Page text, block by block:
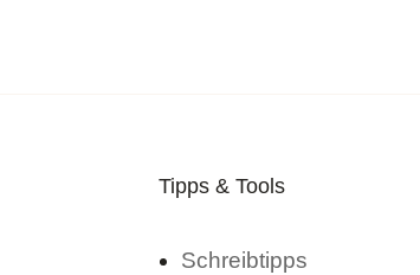
Tipps & Tools
Schreibtipps